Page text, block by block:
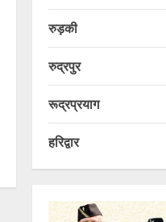
रुड़की
रुद्रपुर
रूद्रप्रयाग
हरिद्वार